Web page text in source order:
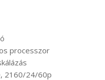
processzor
2160/24/60p